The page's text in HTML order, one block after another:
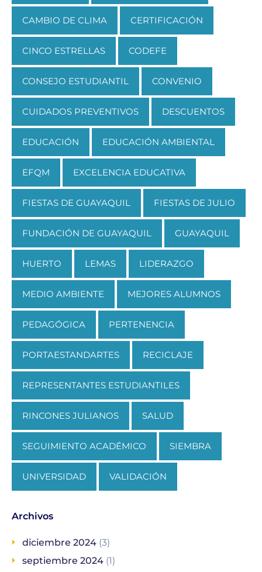
CAMBIO DE CLIMA CERTIFICACIÓN
CINCO ESTRELLAS CODEFE
CONSEJO ESTUDIANTIL CONVENIO
CUIDADOS PREVENTIVOS DESCUENTOS
EDUCACIÓN EDUCACIÓN AMBIENTAL
EFQM EXCELENCIA EDUCATIVA
FIESTAS DE GUAYAQUIL FIESTAS DE JULIO
FUNDACIÓN DE GUAYAQUIL GUAYAQUIL
HUERTO LEMAS LIDERAZGO
MEDIO AMBIENTE MEJORES ALUMNOS
PEDAGÓGICA PERTENENCIA
PORTAESTANDARTES RECICLAJE
REPRESENTANTES ESTUDIANTILES
RINCONES JULIANOS SALUD
SEGUIMIENTO ACADÉMICO SIEMBRA
UNIVERSIDAD VALIDACIÓN
Archivos
diciembre 2024 (3)
septiembre 2024 (1)